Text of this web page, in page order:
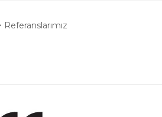
Referanslarımız